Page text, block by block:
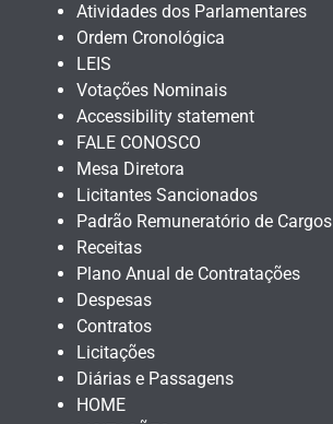
Atividades dos Parlamentares
Ordem Cronológica
LEIS
Votações Nominais
Accessibility statement
FALE CONOSCO
Mesa Diretora
Licitantes Sancionados
Padrão Remuneratório de Cargos
Receitas
Plano Anual de Contratações
Despesas
Contratos
Licitações
Diárias e Passagens
HOME